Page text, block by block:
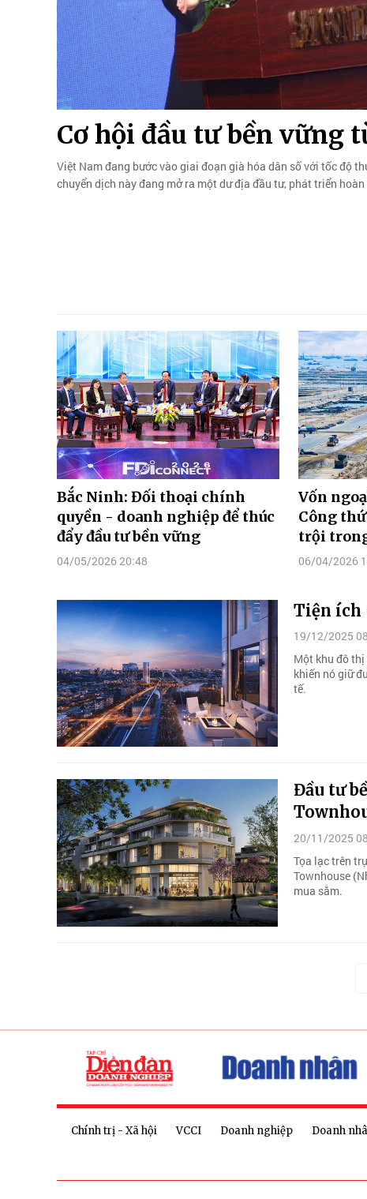
Cơ hội đầu tư bền vững
Việt Nam đang bước vào giai đoạn già hóa dân số với tốc độ
chuyển dịch này đang mở ra một dư địa đầu tư, phát triển
Bắc Ninh: Đối thoại chính
quyền - doanh nghiệp để thúc
đẩy đầu tư bền vững
04/05/2026 20:48
Vốn
Công
trội
06/04/2026
Tiện ích
19/12/2025
Một khu đô
khiến nó giữ
tế.
Đầu tư
20/11/2025
Tọa lạc trên
Townhouse
mua sắm.
Chính trị - Xã hội VCCI Doanh nghiệp Doanh